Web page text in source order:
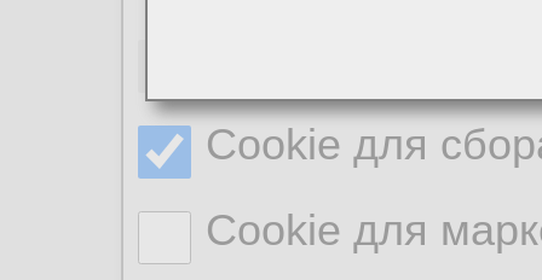
Cookie для
Cookie для